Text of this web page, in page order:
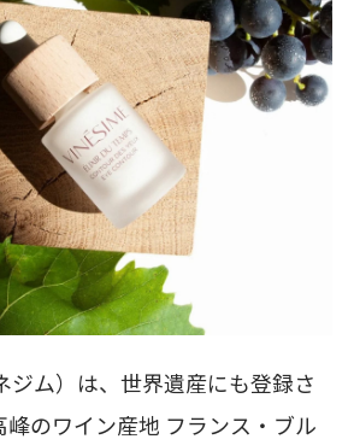
ジム）は、世界遺産にも登録さ
のワイン産地 フランス・ブル